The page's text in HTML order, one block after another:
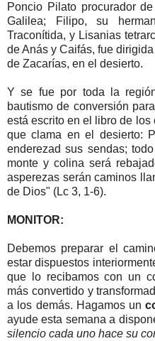
Poncio Pilato procurador
Galilea; Filipo, su
Traconítida, y Lisanias
de Anás y Caifás, fue
de Zacarías, en el desierto.
Y se fue por toda la
bautismo de conversión
está escrito en el libro de los
que clama en el desierto:
enderezad sus sendas;
monte y colina será
asperezas serán caminos
de Dios" (Lc 3, 1-6).
MONITOR:
Debemos preparar el
estar dispuestos
que lo recibamos con un
más convertido y
a los demás. Hagamos un
ayude esta semana a
silencio cada uno hace su